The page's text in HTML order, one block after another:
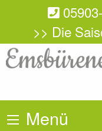
>> Die
Menü